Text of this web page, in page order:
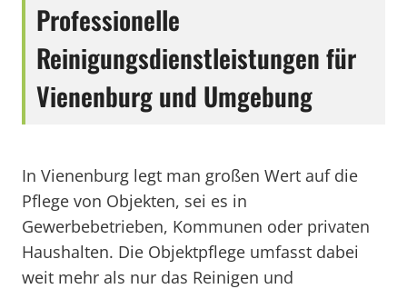
Professionelle
Reinigungsdienstleistungen für
Vienenburg und Umgebung
In Vienenburg legt man großen Wert auf die
Pflege von Objekten, sei es in
Gewerbebetrieben, Kommunen oder privaten
Haushalten. Die Objektpflege umfasst dabei
weit mehr als nur das Reinigen und